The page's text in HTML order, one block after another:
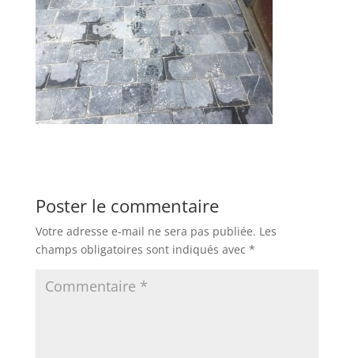
Poster le commentaire
Votre adresse e-mail ne sera pas publiée. Les
champs obligatoires sont indiqués avec *